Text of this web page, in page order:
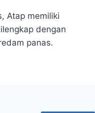
Atap memiliki
dengan
panas.